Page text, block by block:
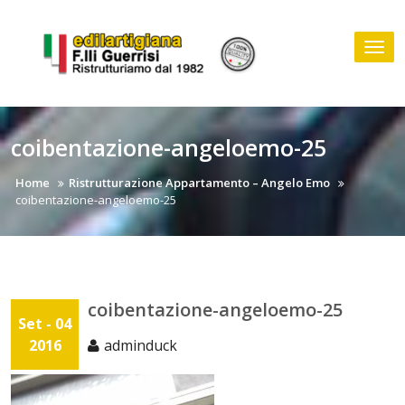
content
coibentazione-angeloemo-25
Home
Ristrutturazione Appartamento – Angelo Emo
coibentazione-angeloemo-25
Set - 04
2016
coibentazione-angeloemo-25
adminduck